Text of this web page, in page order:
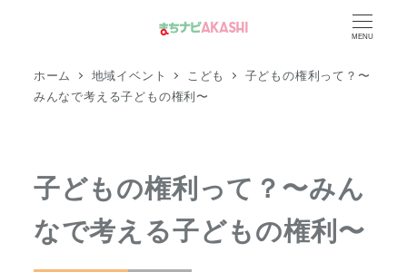
MENU
ホーム 地域イベント こども
子どもの権利って？〜
みんなで考える子どもの権利〜
子どもの権利って？〜みん
なで考える子どもの権利〜